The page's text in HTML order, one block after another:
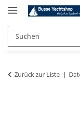
Zurück zur Liste